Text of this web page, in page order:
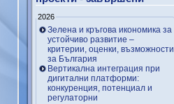
2026
Зелена и кръгова икономика за
устойчиво развитие –
критерии, оценки, възможности
за България
Вертикална интеграция при
дигитални платформи:
конкуренция, потенциал и
регулаторни